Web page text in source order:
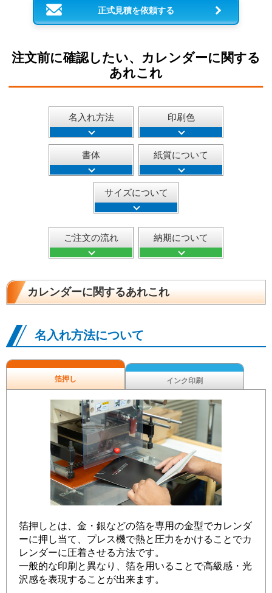
正式見積を依頼する
注文前に確認したい、カレンダーに関する
あれこれ
名入れ方法 印刷色
書体 紙質について
サイズについて
ご注文の流れ 納期について
カレンダーに関するあれこれ
名入れ方法について
箔押し インク印刷
箔押しとは、金・銀などの箔を専用の金型でカレンダ
ーに押し当て、プレス機で熱と圧力をかけることでカ
レンダーに圧着させる方法です。
一般的な印刷と異なり、箔を用いることで高級感・光
沢感を表現することが出来ます。